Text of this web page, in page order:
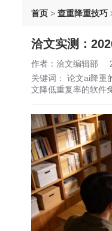
首页 > 查重降重技巧
洽文实测：
作者：洽文编辑部
关键词： 论文ai降重
文降低重复率的软件